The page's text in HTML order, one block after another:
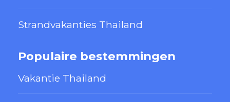
Strandvakanties Thailand
Populaire bestemmingen
Vakantie Thailand